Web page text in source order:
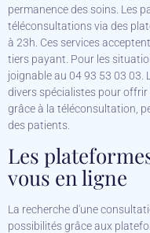
permanence des soins. Les
téléconsultations via des
à 23h. Ces services
tiers payant. Pour les
joignable au 04 93 53 03 03.
divers spécialistes pour
grâce à la téléconsultation,
des patients.
Les
vous en ligne
La recherche d'une
possibilités grâce aux